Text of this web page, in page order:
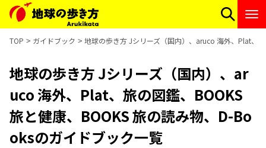
TOP ガイドブック 地球の歩き方 Jシリーズ（国内）、aruco 海外、Plat、
地球の歩き方 Jシリーズ（国内）、ar
uco 海外、Plat、旅の図鑑、BOOKS
旅と健康、BOOKS 旅の読み物、D-Bo
oksのガイドブック一覧